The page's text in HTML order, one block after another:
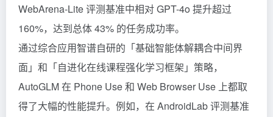
WebArena-Lite 评测基准中相对 GPT-4o 提升超过
160%，达到总体 43% 的任务成功率。
通过综合应用智谱自研的「基础智能体解耦合中间界
面」和「自进化在线课程强化学习框架」策略，
AutoGLM 在 Phone Use 和 Web Browser Use 上都取
得了大幅的性能提升。例如，在 AndroidLab 评测基准